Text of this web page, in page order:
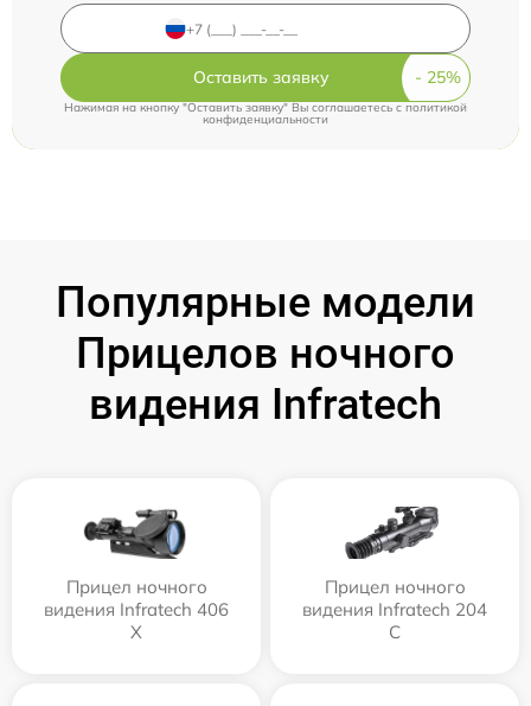
Оставить заявку
Нажимая на кнопку "Оставить заявку" Вы соглашаетесь c политикой
конфиденциальности
Популярные модели
Прицелов ночного
видения Infratech
Прицел ночного
видения Infratech 406
Х
Прицел ночного
видения Infratech 204
С